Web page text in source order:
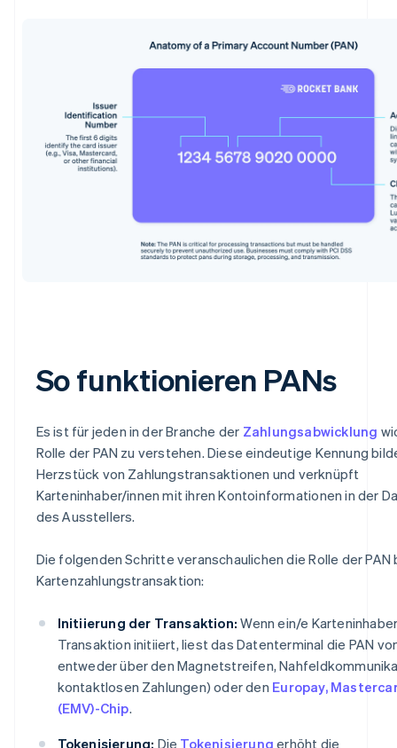
So funktionieren PANs
Es ist für jeden in der Branche der Zahlungsabwicklung
Rolle der PAN zu verstehen. Diese eindeutige Kennung
Herzstück von Zahlungstransaktionen und verknüpft
Karteninhaber/innen mit ihren Kontoinformationen in der
des Ausstellers.
Die folgenden Schritte veranschaulichen die Rolle der PAN
Kartenzahlungstransaktion:
Initiierung der Transaktion: Wenn ein/e
Transaktion initiiert, liest das Datenterminal die PAN
entweder über den Magnetstreifen,
kontaktlosen Zahlungen) oder den Europay,
(EMV)-Chip.
Tokenisierung: Die Tokenisierung erhöht die